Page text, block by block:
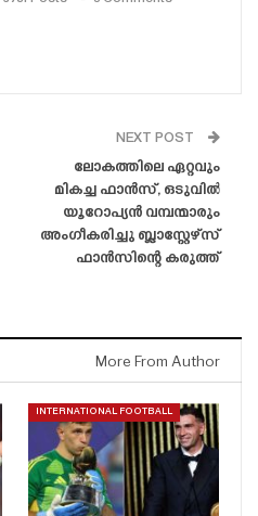
NEXT POST
ലോകത്തിലെ ഏറ്റവും
മികച്ച ഫാൻസ്‌, ഒടുവിൽ
യൂറോപ്യൻ വമ്പന്മാരും
അംഗീകരിച്ചു ബ്ലാസ്റ്റേഴ്‌സ്
ഫാൻസിന്റെ കരുത്ത്
More From Author
INTERNATIONAL FOOTBALL